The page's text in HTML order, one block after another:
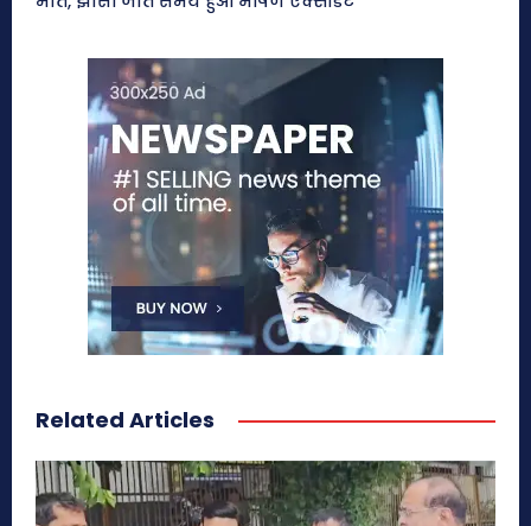
Related Articles